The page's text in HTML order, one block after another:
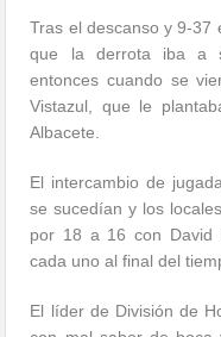
Tras el descanso y 9-37
que la derrota iba a
entonces cuando se
Vistazul, que le
Albacete.
El intercambio de
se sucedían y los
por 18 a 16 con David
cada uno al final del
El líder de División de